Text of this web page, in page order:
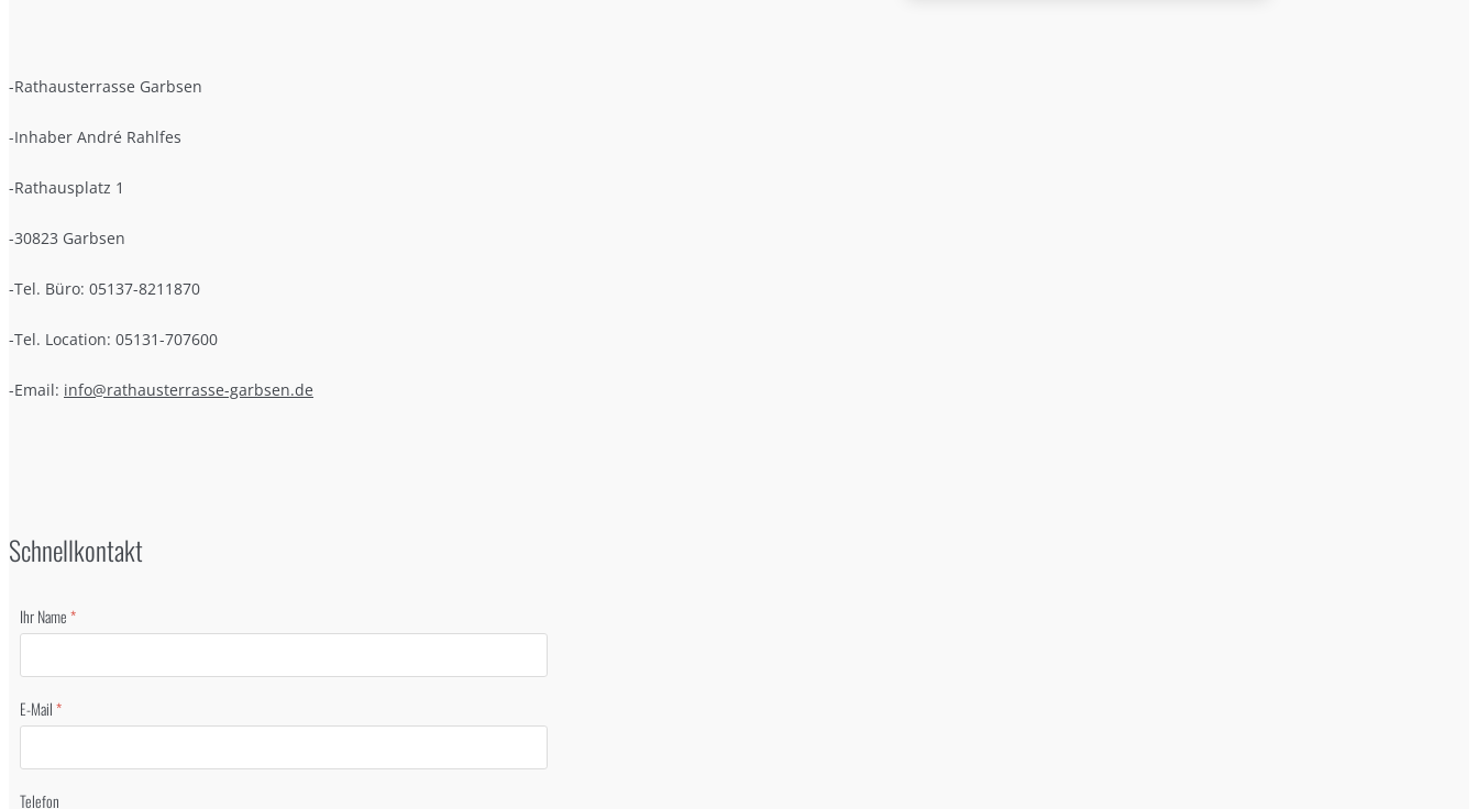
-Rathausterrasse Garbsen
-Inhaber André Rahlfes
-Rathausplatz 1
-30823 Garbsen
-Tel. Büro: 05137-8211870
-Tel. Location: 05131-707600
-Email: info@rathausterrasse-garbsen.de
Schnellkontakt
Ihr Name*
E-Mail*
Telefon